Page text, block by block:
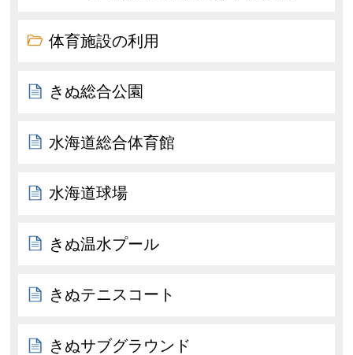
体育施設の利用
きぬ総合公園
水海道総合体育館
水海道球場
きぬ温水プール
きぬテニスコート
きぬサブグラウンド